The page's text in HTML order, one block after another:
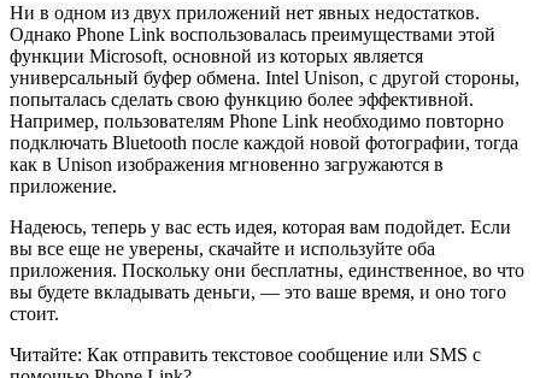
Ни в одном из двух приложений нет явных недостатков.
Однако Phone Link воспользовалась преимуществами этой
функции Microsoft, основной из которых является
универсальный буфер обмена. Intel Unison, с другой стороны,
попыталась сделать свою функцию более эффективной.
Например, пользователям Phone Link необходимо повторно
подключать Bluetooth после каждой новой фотографии, тогда
как в Unison изображения мгновенно загружаются в
приложение.
Надеюсь, теперь у вас есть идея, которая вам подойдет. Если
вы все еще не уверены, скачайте и используйте оба
приложения. Поскольку они бесплатны, единственное, во что
вы будете вкладывать деньги, — это ваше время, и оно того
стоит.
Читайте: Как отправить текстовое сообщение или SMS с